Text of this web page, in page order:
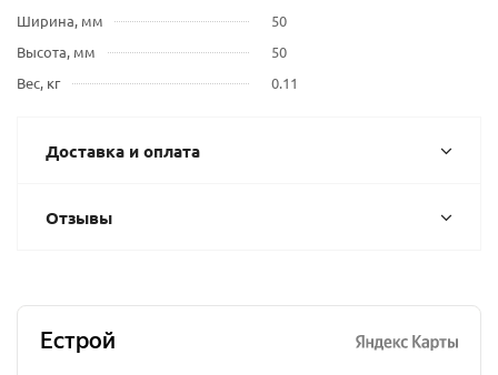
Ширина, мм
50
Высота, мм
50
Вес, кг
0.11
Доставка и оплата
Отзывы